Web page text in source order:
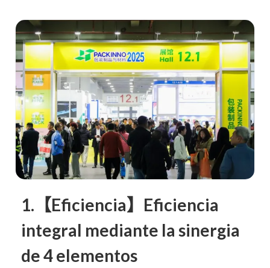
1.【Eficiencia】Eficiencia
integral mediante la sinergia
de 4 elementos